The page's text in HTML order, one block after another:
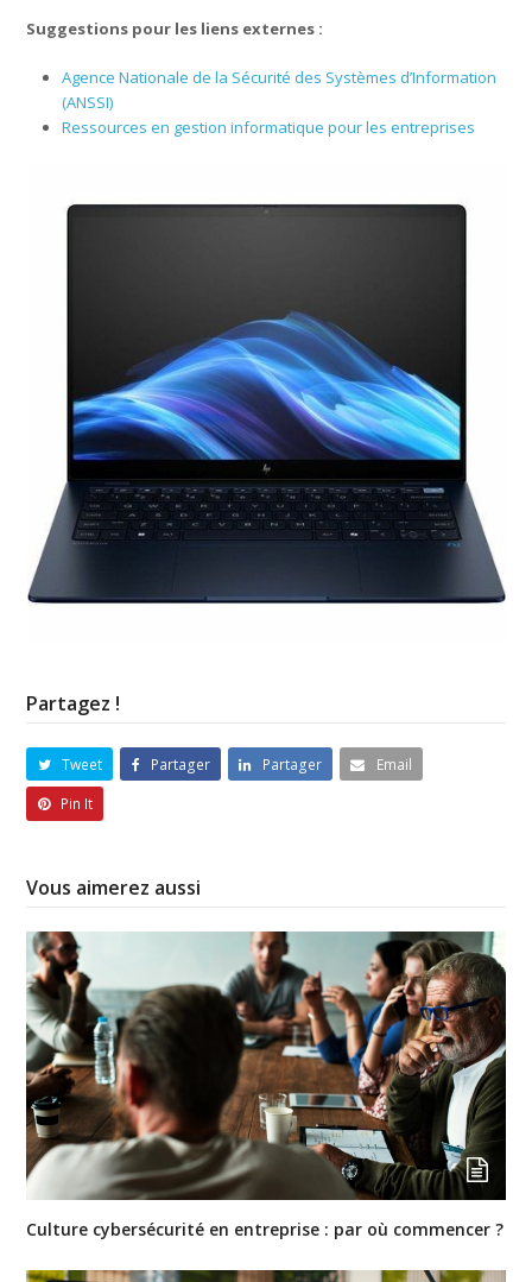
Suggestions pour les liens externes :
Agence Nationale de la Sécurité des Systèmes d’Information
(ANSSI)
Ressources en gestion informatique pour les entreprises
Partagez !
Tweet Partager Partager
Email
Pin It
Vous aimerez aussi
Culture cybersécurité en entreprise : par où commencer ?